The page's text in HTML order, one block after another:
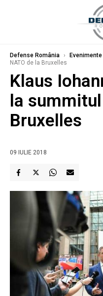
Defense România › Evenimente
NATO de la Bruxelles
Klaus
la
Bruxelles
09 IULIE 2018